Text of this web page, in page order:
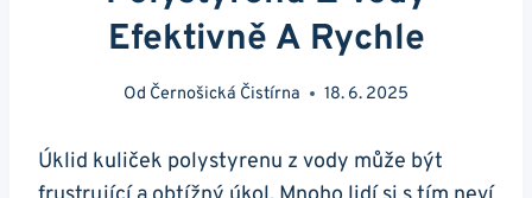
Efektivně A Rychle
Od Černošická Čistírna 18. 6. 2025
Úklid kuliček polystyrenu z vody může být